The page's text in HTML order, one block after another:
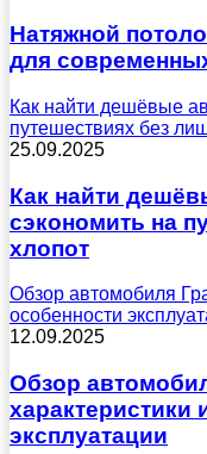
Натяжной
для
Как найти дешёвые
путешествиях без
25.09.2025
Как найти
сэкономить на
хлопот
Обзор автомобиля
особенности
12.09.2025
Обзор
характеристики
эксплуатации